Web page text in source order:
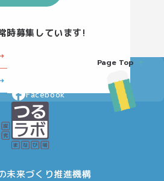
時募集しています!
Page Top
Facebook
未来づくり推進機構